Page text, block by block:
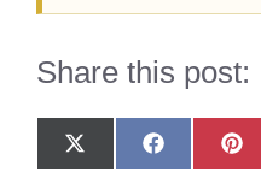
Share this post:
Share
on
Share
on
on